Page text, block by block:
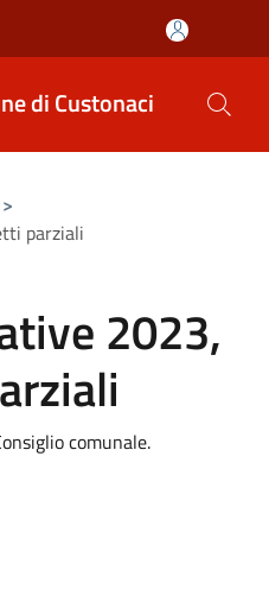
di Custonaci
>
parziali
2023,
comunale.